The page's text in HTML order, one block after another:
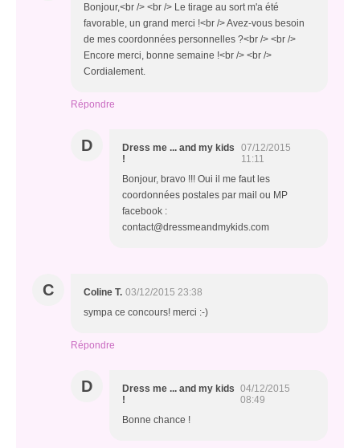
Bonjour,<br /> <br /> Le tirage au sort m'a été
favorable, un grand merci !<br /> Avez-vous besoin
de mes coordonnées personnelles ?<br /> <br />
Encore merci, bonne semaine !<br /> <br />
Cordialement.
Répondre
D
Dress me ... and my kids
!
07/12/2015
11:11
Bonjour, bravo !!! Oui il me faut les
coordonnées postales par mail ou MP
facebook :
contact@dressmeandmykids.com
C Coline T. 03/12/2015 23:38
sympa ce concours! merci :-)
Répondre
D
Dress me ... and my kids
!
04/12/2015
08:49
Bonne chance !